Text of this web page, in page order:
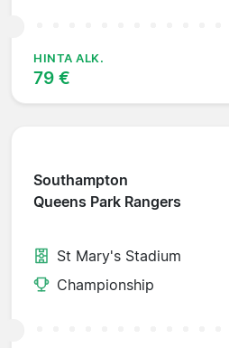
HINTA ALK.
79 €
Southampton
Queens Park Rangers
St Mary's Stadium
Championship